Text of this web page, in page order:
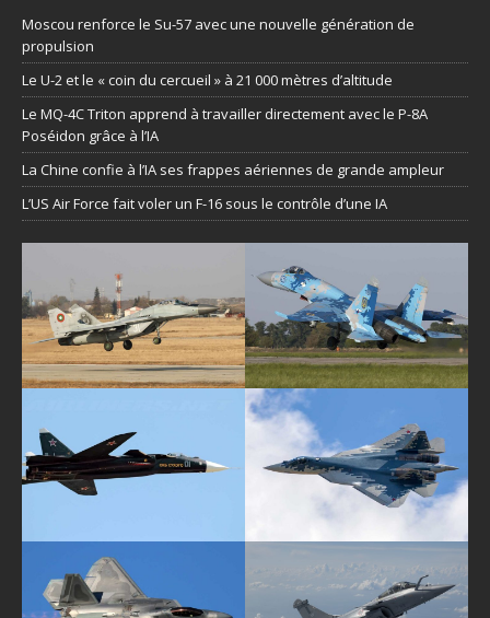
Moscou renforce le Su-57 avec une nouvelle génération de
propulsion
Le U-2 et le « coin du cercueil » à 21 000 mètres d’altitude
Le MQ-4C Triton apprend à travailler directement avec le P-8A
Poséidon grâce à l’IA
La Chine confie à l’IA ses frappes aériennes de grande ampleur
L’US Air Force fait voler un F-16 sous le contrôle d’une IA